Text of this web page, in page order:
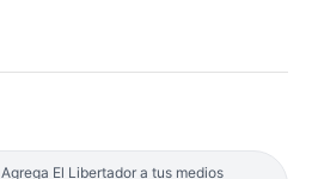
Agrega El Libertador a tus medios